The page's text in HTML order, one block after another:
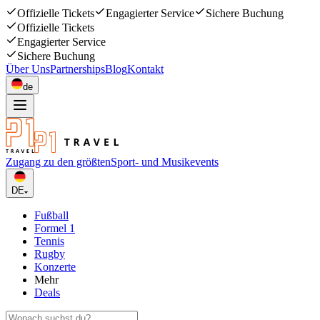
Offizielle Tickets Engagierter Service
Sichere Buchung
Offizielle Tickets
Engagierter Service
Sichere Buchung
Über UnsPartnershipsBlogKontakt
de
Zugang zu den größtenSport- und Musikevents
DE
Fußball
Formel 1
Tennis
Rugby
Konzerte
Mehr
Deals